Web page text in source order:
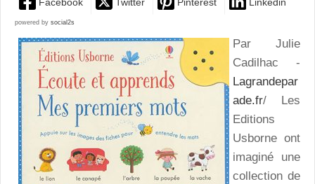
powered by social2s
Par Julie
Cadilhac -
Lagrandepar
ade.fr/ Les
Editions
Usborne ont
imaginé une
collection de